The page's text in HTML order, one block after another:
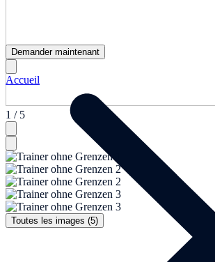
1 / 5
Toutes les images (5)
Demander maintenant
Accueil